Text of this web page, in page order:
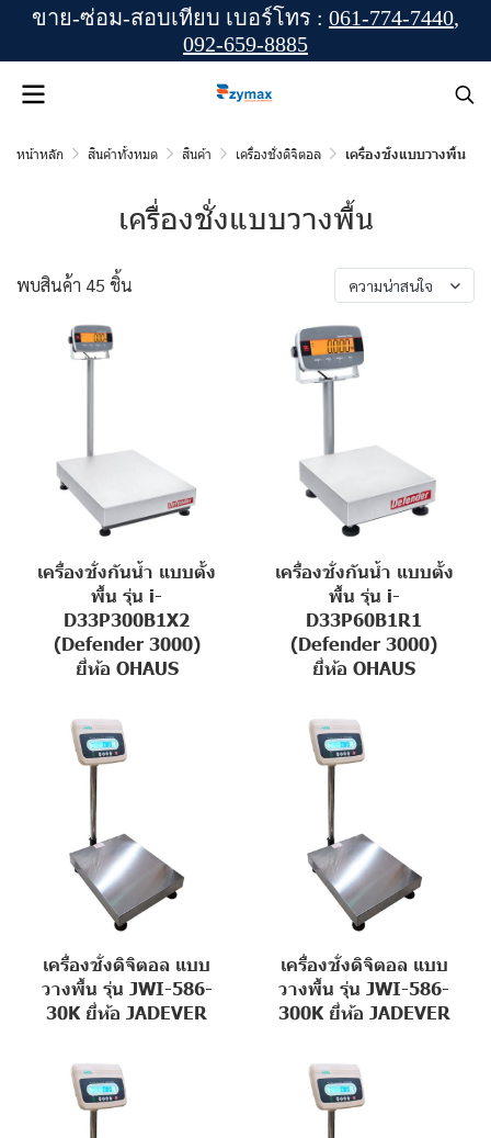
ขาย-ซ่อม-สอบเทียบ เบอร์โทร : 061-774-7440,
092-659-8885
หน้าหลัก สินค้าทั้งหมด สินค้า เครื่องชั่งดิจิตอล เครื่องชั่งแบบวางพื้น
เครื่องชั่งแบบวางพื้น
พบสินค้า 45 ชิ้น ความน่าสนใจ
เครื่องชั่งกันน้ำ แบบตั้ง
พื้น รุ่น i-
D33P300B1X2
(Defender 3000)
ยี่ห้อ OHAUS
เครื่องชั่งกันน้ำ แบบตั้ง
พื้น รุ่น i-
D33P60B1R1
(Defender 3000)
ยี่ห้อ OHAUS
เครื่องชั่งดิจิตอล แบบ
วางพื้น รุ่น JWI-586-
30K ยี่ห้อ JADEVER
เครื่องชั่งดิจิตอล แบบ
วางพื้น รุ่น JWI-586-
300K ยี่ห้อ JADEVER